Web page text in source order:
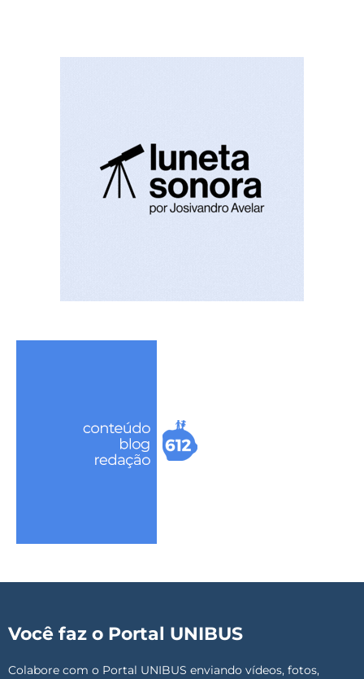
Você faz o Portal UNIBUS
Colabore com o Portal UNIBUS enviando vídeos, fotos,